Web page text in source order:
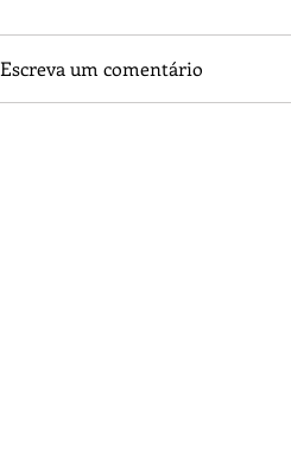
Escreva um comentário